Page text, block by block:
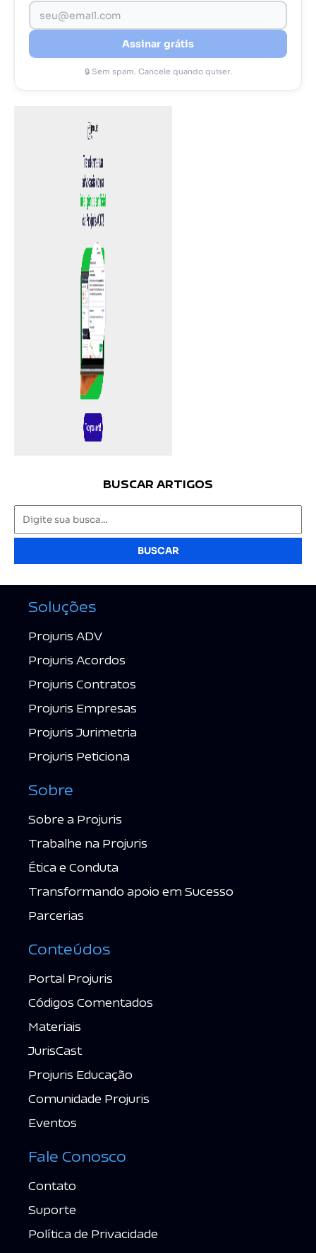
Assinar grátis
🔒 Sem spam. Cancele quando quiser.
BUSCAR ARTIGOS
BUSCAR
Soluções
Projuris ADV
Projuris Acordos
Projuris Contratos
Projuris Empresas
Projuris Jurimetria
Projuris Peticiona
Sobre
Sobre a Projuris
Trabalhe na Projuris
Ética e Conduta
Transformando apoio em Sucesso
Parcerias
Conteúdos
Portal Projuris
Códigos Comentados
Materiais
JurisCast
Projuris Educação
Comunidade Projuris
Eventos
Fale Conosco
Contato
Suporte
Política de Privacidade